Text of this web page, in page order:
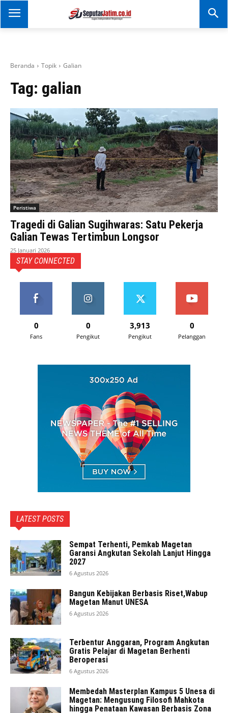
SEPUTAR JATIM
Portal Informasi Dan
Beranda Topik Galian
Tag: galian
Peristiwa
Tragedi di Galian Sugihwaras: Satu Pekerja
Galian Tewas Tertimbun Longsor
25 Januari 2026
STAY CONNECTED
0
Fans
0
Pengikut
3,913
Pengikut
0
Pelanggan
LATEST POSTS
Sempat Terhenti, Pemkab Magetan
Garansi Angkutan Sekolah Lanjut Hingga
2027
6 Agustus 2026
Bangun Kebijakan Berbasis Riset,Wabup
Magetan Manut UNESA
6 Agustus 2026
Terbentur Anggaran, Program Angkutan
Gratis Pelajar di Magetan Berhenti
Beroperasi
6 Agustus 2026
Membedah Masterplan Kampus 5 Unesa di
Magetan: Mengusung Filosofi Mahkota
hingga Penataan Kawasan Berbasis Zona